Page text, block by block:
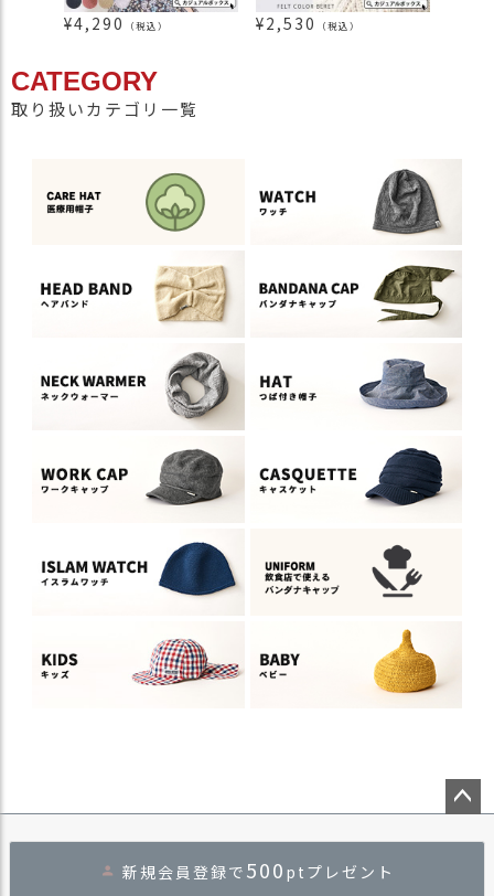
¥4,290 （税込） ¥2,530 （税込）
CATEGORY
取り扱いカテゴリ一覧
新規会員登録で 500 ptプレゼント